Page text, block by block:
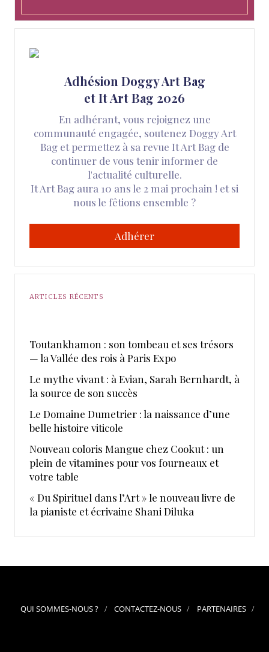
Adhésion Doggy Art Bag
et It Art Bag 2026
En adhérant, vous rejoignez une
communauté engagée, soutenez Doggy Art
Bag et permettez à sa revue It Art Bag de
continuer de vous tenir informer de
l'actualité culturelle.
It Art Bag aura 10 ans le 2 mai prochain ! et si
nous le fêtions ensemble ?
Adhérer
ARTICLES RÉCENTS
Toutankhamon : son tombeau et ses trésors
— la Vallée des rois à Paris Expo
Le mythe vivant : à Evian, Sarah Bernhardt, à
la source de son succès
Le Domaine Dumetrier : la naissance d’une
belle histoire viticole
Nouveau coloris Mangue chez Cookut : un
plein de vitamines pour vos fourneaux et
votre table
« Du Spirituel dans l’Art » le nouveau livre de
la pianiste et écrivaine Shani Diluka
QUI SOMMES-NOUS ? CONTACTEZ-NOUS PARTENAIRES